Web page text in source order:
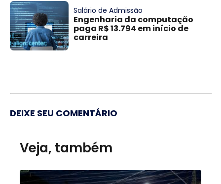
Salário de Admissão
Engenharia da computação
paga R$ 13.794 em início de
carreira
DEIXE SEU COMENTÁRIO
Veja, também